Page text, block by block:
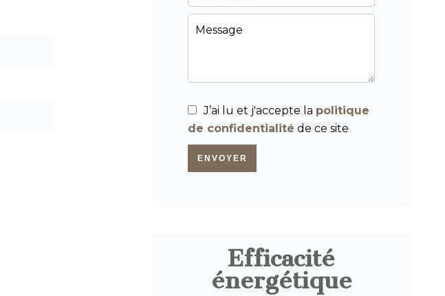
J’ai lu et j'accepte la politique
de confidentialité de ce site
ENVOYER
Efficacité
énergétique